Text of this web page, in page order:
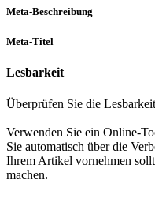
Meta-Beschreibung
Meta-Titel
Lesbarkeit
Überprüfen Sie die
Verwenden Sie ein Online-
Sie automatisch über die
Ihrem Artikel vornehmen
machen.